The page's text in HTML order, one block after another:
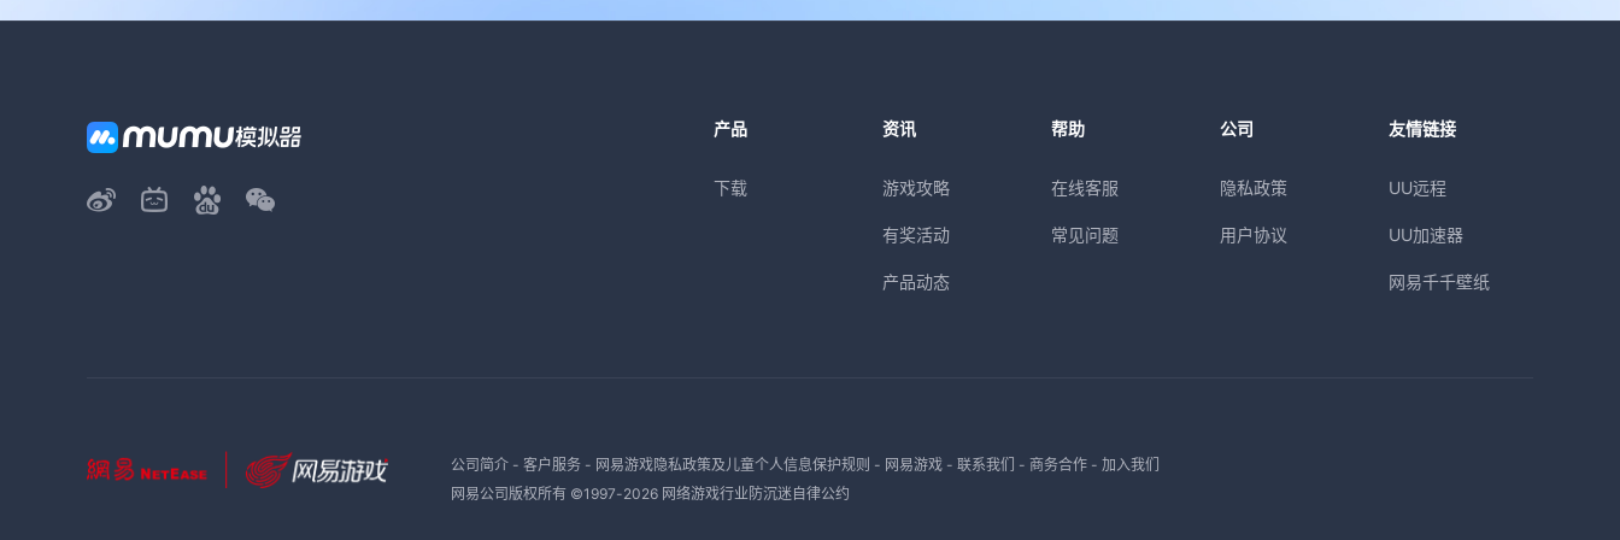
产品
下载
资讯
游戏攻略
有奖活动
产品动态
帮助
在线客服
常见问题
公司
隐私政策
用户协议
友情链接
UU远程
UU加速器
网易千千壁纸
公司简介- 客户服务- 网易游戏隐私政策及儿童个人信息保护规则 - 网易游戏- 联系我们 - 商务合作- 加入我们
网易公司版权所有 ©1997-2026 网络游戏行业防沉迷自律公约